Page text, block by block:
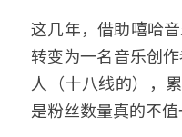
这几年，借助嘻哈
转变为一名音乐创
人（十八线的），
是粉丝数量真的不值